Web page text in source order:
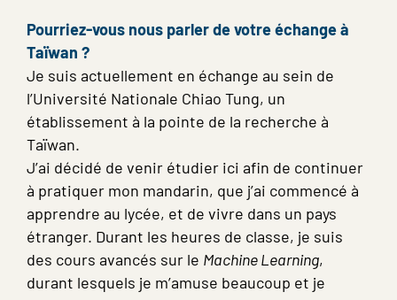
Pourriez-vous nous parler de votre échange à
Taïwan ?
Je suis actuellement en échange au sein de
l’Université Nationale Chiao Tung, un
établissement à la pointe de la recherche à
Taïwan.
J’ai décidé de venir étudier ici afin de continuer
à pratiquer mon mandarin, que j’ai commencé à
apprendre au lycée, et de vivre dans un pays
étranger. Durant les heures de classe, je suis
des cours avancés sur le Machine Learning,
durant lesquels je m’amuse beaucoup et je